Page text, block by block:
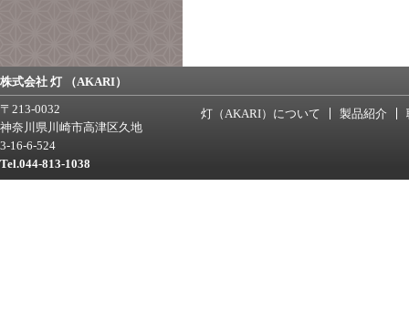
株式会社 灯 （AKARI）
〒213-0032
神奈川県川崎市高津区久地
3-16-6-524
Tel.044-813-1038
灯（AKARI）について 製品紹介